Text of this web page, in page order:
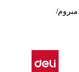
– رأس مبروم/